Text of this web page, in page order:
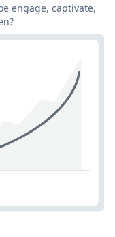
engage, captivate,